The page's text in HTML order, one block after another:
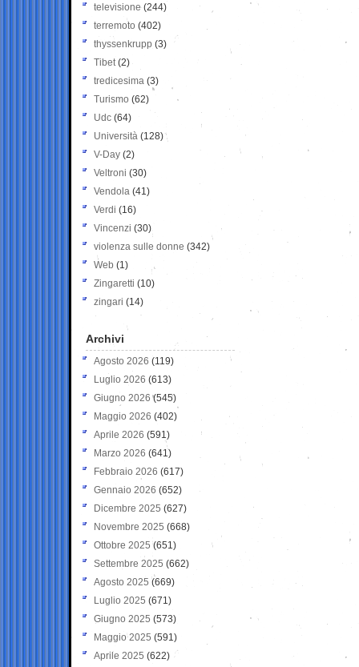
televisione(244)
terremoto (402)
thyssenkrupp (3)
Tibet(2)
tredicesima (3)
Turismo (62)
Udc (64)
Università (128)
V-Day (2)
Veltroni (30)
Vendola (41)
Verdi (16)
Vincenzi (30)
violenza sulle donne (342)
Web (1)
Zingaretti (10)
zingari (14)
Archivi
Agosto 2026 (119)
Luglio 2026 (613)
Giugno 2026 (545)
Maggio 2026 (402)
Aprile 2026 (591)
Marzo 2026 (641)
Febbraio 2026 (617)
Gennaio 2026 (652)
Dicembre 2025 (627)
Novembre 2025 (668)
Ottobre 2025 (651)
Settembre 2025 (662)
Agosto 2025 (669)
Luglio 2025 (671)
Giugno 2025 (573)
Maggio 2025 (591)
Aprile 2025 (622)